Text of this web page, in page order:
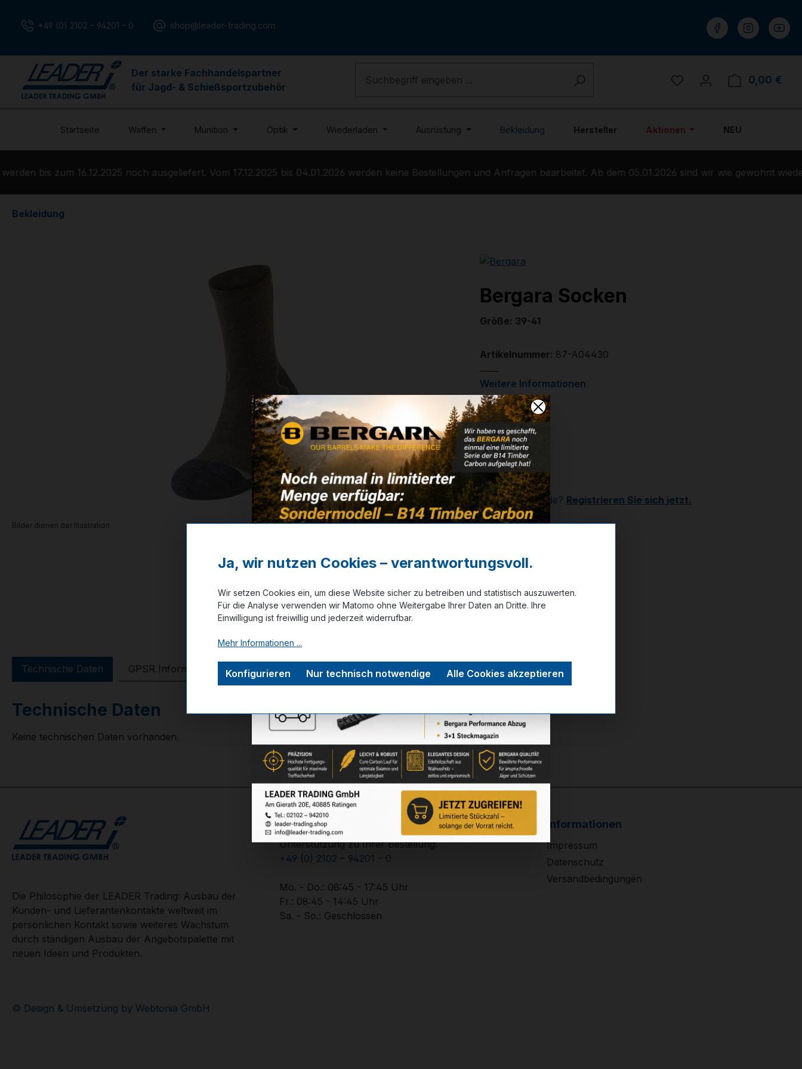
+49 (0) 2102 – 94201 – 0 shop@leader-trading.com
Der starke Fachhandelspartner
für Jagd- & Schießsportzubehör
Du hast 0 Produkte auf
0,00 €
Startseite Waffen Munition Optik Wiederladen Ausrüstung Bekleidung Hersteller Aktionen NEU
bis zum 16.12.2025 noch ausgeliefert. Vom 17.12.2025 bis 04.01.2026 werden keine Bestellungen und Anfragen bearbeitet. Ab dem 05.01.2026 sind wir wie gewohnt
Bekleidung
Bilder dienen der Illustration
Bergara Socken
Größe: 39-41
Artikelnummer: 87-A04430
Weitere Informationen
✔Wolle/Seide
22,90 €
✔ Auf Lager
Noch kein Kunde? Registrieren Sie sich jetzt.
Technische Daten GPSR Information Bewertungen
Technische Daten
Keine technischen Daten vorhanden.
Die Philosophie der LEADER Trading: Ausbau der
Kunden- und Lieferantenkontakte weltweit im
persönlichen Kontakt sowie weiteres Wachstum
durch ständigen Ausbau der Angebotspalette mit
neuen Ideen und Produkten.
Service-Hotline
Unterstützung zu Ihrer Bestellung:
+49 (0) 2102 – 94201 – 0
Mo. - Do.: 08:45 - 17:45 Uhr
Fr.: 08:45 - 14:45 Uhr
Sa. - So.: Geschlossen
Informationen
Impressum
Datenschutz
Versandbedingungen
© Design & Umsetzung by Webtonia GmbH
Ja, wir nutzen Cookies – verantwortungsvoll.
Wir setzen Cookies ein, um diese Website sicher zu betreiben und statistisch auszuwerten.
Für die Analyse verwenden wir Matomo ohne Weitergabe Ihrer Daten an Dritte. Ihre
Einwilligung ist freiwillig und jederzeit widerrufbar.
Mehr Informationen ...
Nur technisch notwendige
Konfigurieren Alle Cookies akzeptieren